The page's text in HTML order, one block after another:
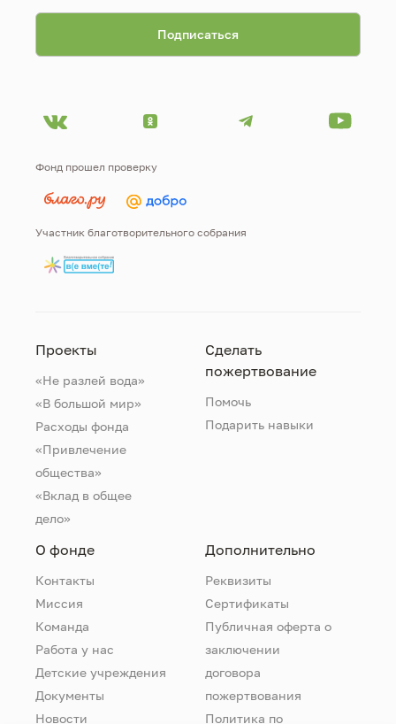
Фонд прошел проверку
Участник благотворительного собрания
Проекты
«Не разлей вода»
«В большой мир»
Расходы фонда
«Привлечение
общества»
«Вклад в общее
дело»
Сделать
пожертвование
Помочь
Подарить навыки
О фонде
Контакты
Миссия
Команда
Работа у нас
Детские учреждения
Документы
Новости
Дополнительно
Реквизиты
Сертификаты
Публичная оферта о
заключении
договора
пожертвования
Политика по